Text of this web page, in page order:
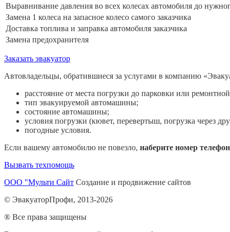
Выравнивание давления во всех колесах автомобиля до
Замена 1 колеса на запасное колесо самого заказчика
Доставка топлива и заправка автомобиля заказчика
Замена предохранителя
Заказать эвакуатор
Автовладельцы, обратившиеся за услугами в компанию
расстояние от места погрузки до парковки или
тип эвакуируемой автомашины;
состояние автомашины;
условия погрузки (кювет, перевертыш, погрузка через
погодные условия.
Если вашему автомобилю не повезло, наберите номер
Вызвать техпомощь
ООО "Мульти Сайт Создание и продвижение сайтов
© ЭвакуаторПрофи, 2013-2026
® Все права защищены